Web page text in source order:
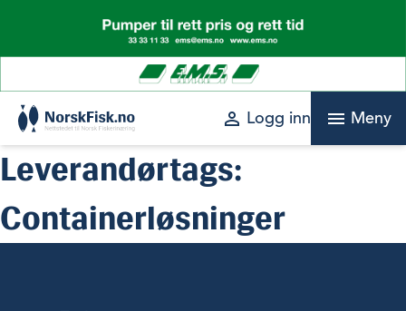
content
perm_identity Logg inn menu Meny
Leverandørtags:
Containerløsninger